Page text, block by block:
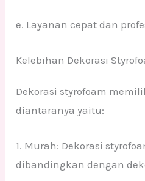
e. Layanan cepat dan
Kelebihan Dekorasi
Dekorasi styrofoam
diantaranya yaitu:
1. Murah: Dekorasi
dibandingkan dengan